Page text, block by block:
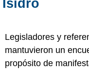
Isidro
Legisladores y
mantuvieron un
propósito de